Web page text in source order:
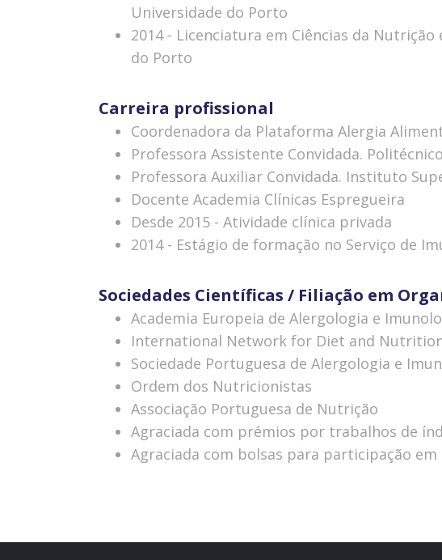
Universidade do Porto
2014 - Licenciatura em Ciências da
do Porto
Carreira profissional
Coordenadora da Plataforma Alergia
Professora Assistente Convidada.
Professora Auxiliar Convidada. Instituto
Docente Academia Clínicas Espregueira
Desde 2015 - Atividade clínica privada
2014 - Estágio de formação no Serviço de
Sociedades Científicas / Filiação em
Academia Europeia de Alergologia e
International Network for Diet and
Sociedade Portuguesa de Alergologia e
Ordem dos Nutricionistas
Associação Portuguesa de Nutrição
Agraciada com prémios por trabalhos de
Agraciada com bolsas para participação